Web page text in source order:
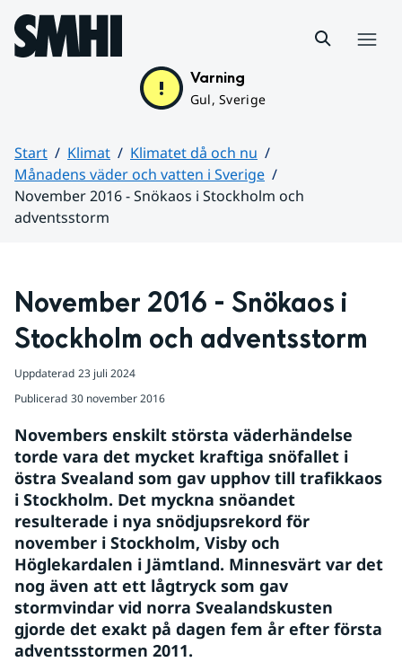
Hoppa till sidans innehåll
Varning
Gul, Sverige
Start Klimat
Klimatet då och nu
Månadens väder och vatten i Sverige
November 2016 - Snökaos i Stockholm och
adventsstorm
November 2016 - Snökaos i
Stockholm och adventsstorm
Uppdaterad 23 juli 2024
Publicerad 30 november 2016
Novembers enskilt största väderhändelse
torde vara det mycket kraftiga snöfallet i
östra Svealand som gav upphov till trafikkaos
i Stockholm. Det myckna snöandet
resulterade i nya snödjupsrekord för
november i Stockholm, Visby och
Höglekardalen i Jämtland. Minnesvärt var det
nog även att ett lågtryck som gav
stormvindar vid norra Svealandskusten
gjorde det exakt på dagen fem år efter första
adventsstormen 2011.